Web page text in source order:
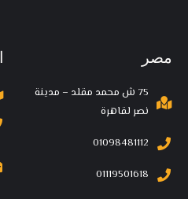
مصر
75 ش محمد مقلد – مدينة
نصر لقاهرة
01098481112
01119501618